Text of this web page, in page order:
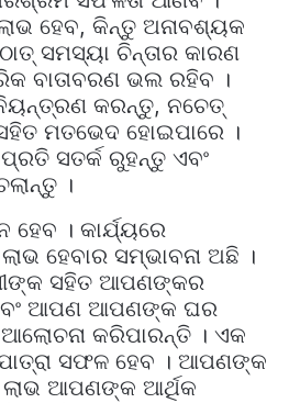
ହେବ, କିନ୍ତୁ ଅନାବଶ୍ୟକ
ସମସ୍ୟା ଚିନ୍ତାର କାରଣ
ବାତାବରଣ ଭଲ ରହିବ ।
କରନ୍ତୁ, ନଚେତ୍
ମତଭେଦ ହୋଇପାରେ ।
ସତର୍କ ରୁହନ୍ତୁ ଏବଂ
।
। କାର୍ଯ୍ୟରେ
ହେବାର ସମ୍ଭାବନା ଅଛି ।
ସହିତ ଆପଣଙ୍କର
ଆପଣ ଆପଣଙ୍କ ଘର
କରିପାରନ୍ତି । ଏକ
ସଫଳ ହେବ । ଆପଣଙ୍କ
ଲାଭ ଆପଣଙ୍କ ଆର୍ଥିକ